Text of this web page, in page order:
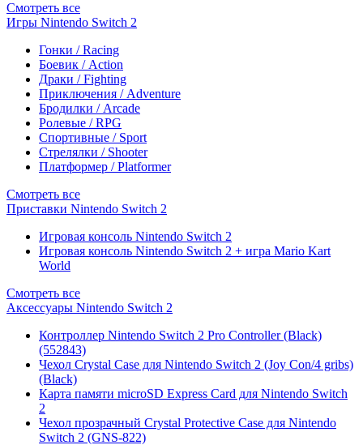
Смотреть все
Игры Nintendo Switch 2
Гонки / Racing
Боевик / Action
Драки / Fighting
Приключения / Adventure
Бродилки / Arcade
Ролевые / RPG
Спортивные / Sport
Стрелялки / Shooter
Платформер / Platformer
Смотреть все
Приставки Nintendo Switch 2
Игровая консоль Nintendo Switch 2
Игровая консоль Nintendo Switch 2 + игра Mario Kart
World
Смотреть все
Аксессуары Nintendo Switch 2
Контроллер Nintendo Switch 2 Pro Controller (Black)
(552843)
Чехол Сrystal Сase для Nintendo Switch 2 (Joy Con/4 gribs)
(Black)
Карта памяти microSD Express Card для Nintendo Switch
2
Чехол прозрачный Crystal Protective Case для Nintendo
Switch 2 (GNS-822)